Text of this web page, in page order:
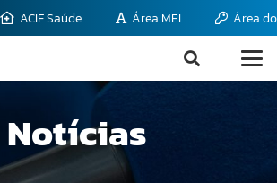
ACIF Saúde Área MEI Área
Notícias